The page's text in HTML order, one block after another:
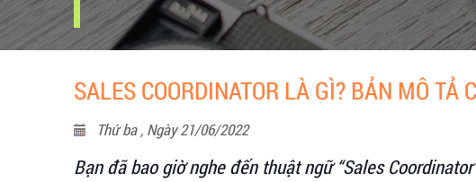
SALES COORDINATOR LÀ GÌ? BẢN MÔ TẢ
Thứ ba , Ngày 21/06/2022
Bạn đã bao giờ nghe đến thuật ngữ “Sales